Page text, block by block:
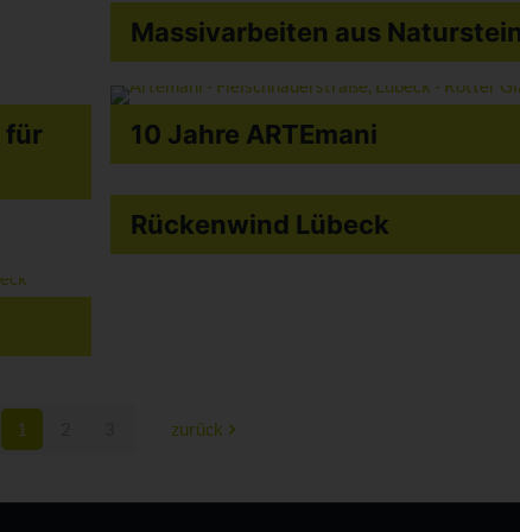
Massivarbeiten aus
für
10 Jahre ARTEmani
Rückenwind Lübeck
1 zurück